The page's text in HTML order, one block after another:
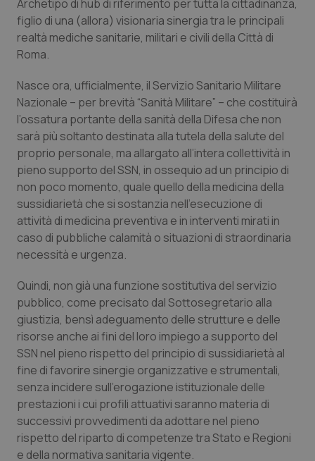
Provincia Autonoma di Bolzano
Provincia Autonoma di Trento
Puglia
Sardegna
Sicilia
Toscana
Umbria
Valle D’Aosta
Veneto
Infezioni & Febbre
Ipertensione & Scompenso
Malattie rare
Malattia di Crohn & Rettocolite Ulcerosa
Neuroscienze & patologie neurodegenerative
Obesità
Oftalmologia
Oncodermatologia
Oncoematologia
Oncologia & Nutrizione
Psoriasi & pelle
Quotidiano Cardiologia
Archetipo di hub di riferimento per tutta la cittadinanza,
figlio di una (allora) visionaria sinergia tra le principali
realtà mediche sanitarie, militari e civili della Città di
Roma.
Nasce ora, ufficialmente, il Servizio Sanitario Militare
Nazionale – per brevità “Sanità Militare” – che costituirà
l’ossatura portante della sanità della Difesa che non
sarà più soltanto destinata alla tutela della salute del
proprio personale, ma allargato all’intera collettività in
pieno supporto del SSN, in ossequio ad un principio di
non poco momento, quale quello della medicina della
sussidiarietà che si sostanzia nell’esecuzione di
attività di medicina preventiva e in interventi mirati in
caso di pubbliche calamità o situazioni di straordinaria
necessità e urgenza.
Quindi, non già una funzione sostitutiva del servizio
pubblico, come precisato dal Sottosegretario alla
giustizia, bensì adeguamento delle strutture e delle
risorse anche ai fini del loro impiego a supporto del
SSN nel pieno rispetto del principio di sussidiarietà al
fine di favorire sinergie organizzative e strumentali,
senza incidere sull’erogazione istituzionale delle
prestazioni i cui profili attuativi saranno materia di
successivi provvedimenti da adottare nel pieno
rispetto del riparto di competenze tra Stato e Regioni
e della normativa sanitaria vigente.